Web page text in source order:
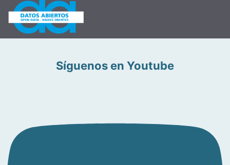
Síguenos en Youtube